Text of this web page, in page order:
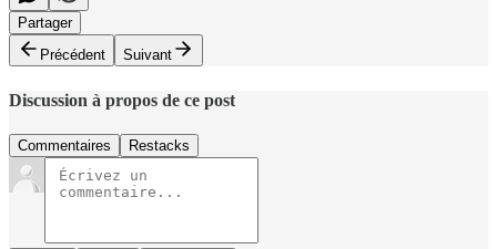
Partager
Précédent
Suivant
Discussion à propos de ce post
Commentaires Restacks